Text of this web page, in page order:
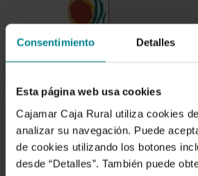
Consentimiento Detalles
Esta página web usa cookies
Cajamar Caja Rural utiliza cookies
analizar su navegación. Puede
de cookies utilizando los botones
desde “Detalles”. También puede
Descargar